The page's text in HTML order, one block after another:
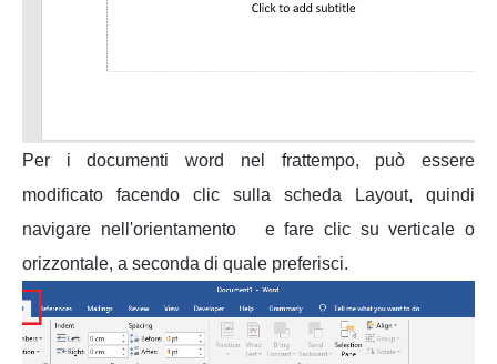
Per i documenti word nel frattempo, può essere
modificato facendo clic sulla scheda Layout, quindi
navigare nell'orientamento e fare clic su verticale o
orizzontale, a seconda di quale preferisci.